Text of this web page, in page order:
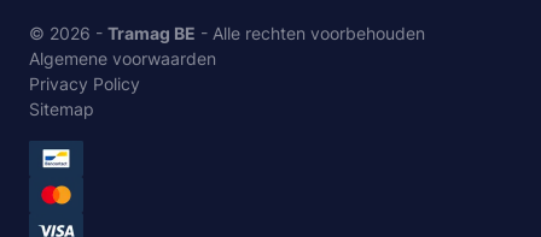
© 2026 - Tramag BE - Alle rechten voorbehouden
Algemene voorwaarden
Privacy Policy
Sitemap